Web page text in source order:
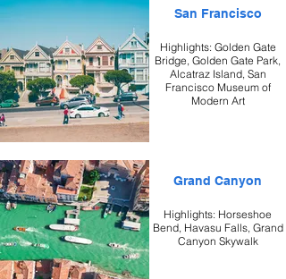
San Francisco
Highlights: Golden Gate
Bridge, Golden Gate Park,
Alcatraz Island, San
Francisco Museum of
Modern Art
Grand Canyon
Highlights: Horseshoe
Bend, Havasu Falls, Grand
Canyon Skywalk